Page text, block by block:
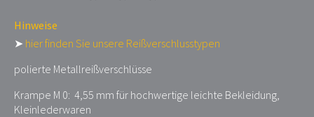
Hinweise
➤ hier finden Sie unsere Reißverschlusstypen
polierte Metallreißverschlüsse
Krampe M 0: 4,55 mm für hochwertige leichte Bekleidung,
Kleinlederwaren